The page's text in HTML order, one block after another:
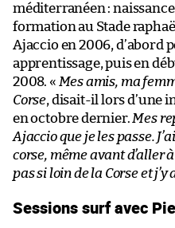
méditerranéen : naissance
formation au Stade
Ajaccio en 2006, d’abord
apprentissage, puis en
2008. « Mes amis, ma
Corse, disait-il lors d’une
en octobre dernier. Mes
Ajaccio que je les passe.
corse, même avant d’aller
pas si loin de la Corse et
Sessions surf avec